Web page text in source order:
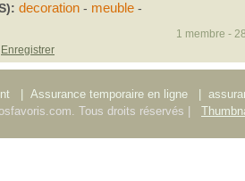
decoration- meuble-
Enregistrer
1 membre -
Assurance temporaire en ligne
Tous droits réservés |